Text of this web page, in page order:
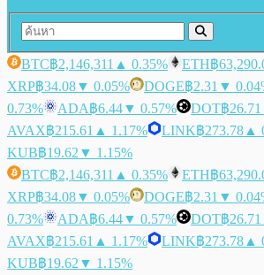
BTC฿2,146,311 ▲ 0.35% ETH฿
XRP฿34.08▼ 0.05% DOGE฿2.31 ▼
0.73%
ADA฿6.44▼ 0.57% DOT฿26.71
AVAX฿215.61 ▲ 1.17% LINK฿273.78 ▲
KUB฿19.62 ▼ 1.15%
BTC฿2,146,311 ▲ 0.35% ETH฿
XRP฿34.08▼ 0.05% DOGE฿2.31 ▼
0.73%
ADA฿6.44▼ 0.57% DOT฿26.71
AVAX฿215.61 ▲ 1.17% LINK฿273.78 ▲
KUB฿19.62 ▼ 1.15%